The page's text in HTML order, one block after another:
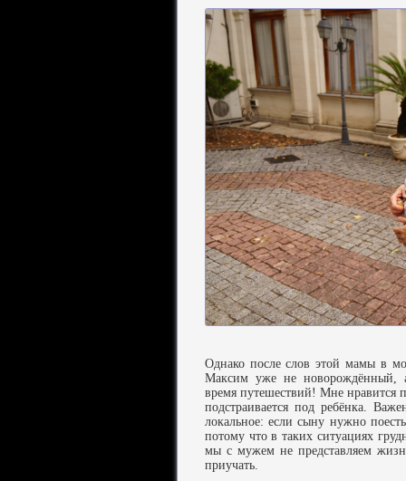
Однако после слов этой мамы в
Максим уже не новорождённый,
время путешествий! Мне нравится
подстраивается под ребёнка.
локальное: если сыну нужно
потому что в таких ситуациях
мы с мужем не представляем
приучать.